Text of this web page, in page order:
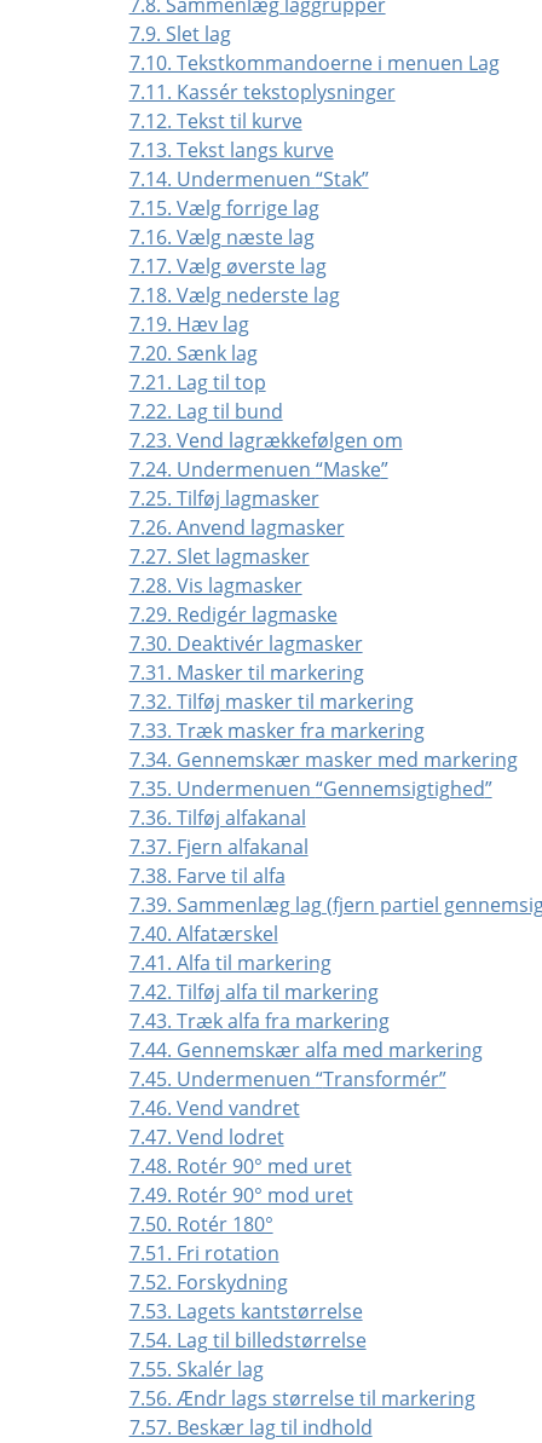
7.9. Slet lag
7.10. Tekstkommandoerne i menuen Lag
7.11. Kassér tekstoplysninger
7.12. Tekst til kurve
7.13. Tekst langs kurve
7.14. Undermenuen “Stak”
7.15. Vælg forrige lag
7.16. Vælg næste lag
7.17. Vælg øverste lag
7.18. Vælg nederste lag
7.19. Hæv lag
7.20. Sænk lag
7.21. Lag til top
7.22. Lag til bund
7.23. Vend lagrækkefølgen om
7.24. Undermenuen “Maske”
7.25. Tilføj lagmasker
7.26. Anvend lagmasker
7.27. Slet lagmasker
7.28. Vis lagmasker
7.29. Redigér lagmaske
7.30. Deaktivér lagmasker
7.31. Masker til markering
7.32. Tilføj masker til markering
7.33. Træk masker fra markering
7.34. Gennemskær masker med markering
7.35. Undermenuen “Gennemsigtighed”
7.36. Tilføj alfakanal
7.37. Fjern alfakanal
7.38. Farve til alfa
7.39. Sammenlæg lag (fjern partiel
7.40. Alfatærskel
7.41. Alfa til markering
7.42. Tilføj alfa til markering
7.43. Træk alfa fra markering
7.44. Gennemskær alfa med markering
7.45. Undermenuen “Transformér”
7.46. Vend vandret
7.47. Vend lodret
7.48. Rotér 90° med uret
7.49. Rotér 90° mod uret
7.50. Rotér 180°
7.51. Fri rotation
7.52. Forskydning
7.53. Lagets kantstørrelse
7.54. Lag til billedstørrelse
7.55. Skalér lag
7.56. Ændr lags størrelse til markering
7.57. Beskær lag til indhold